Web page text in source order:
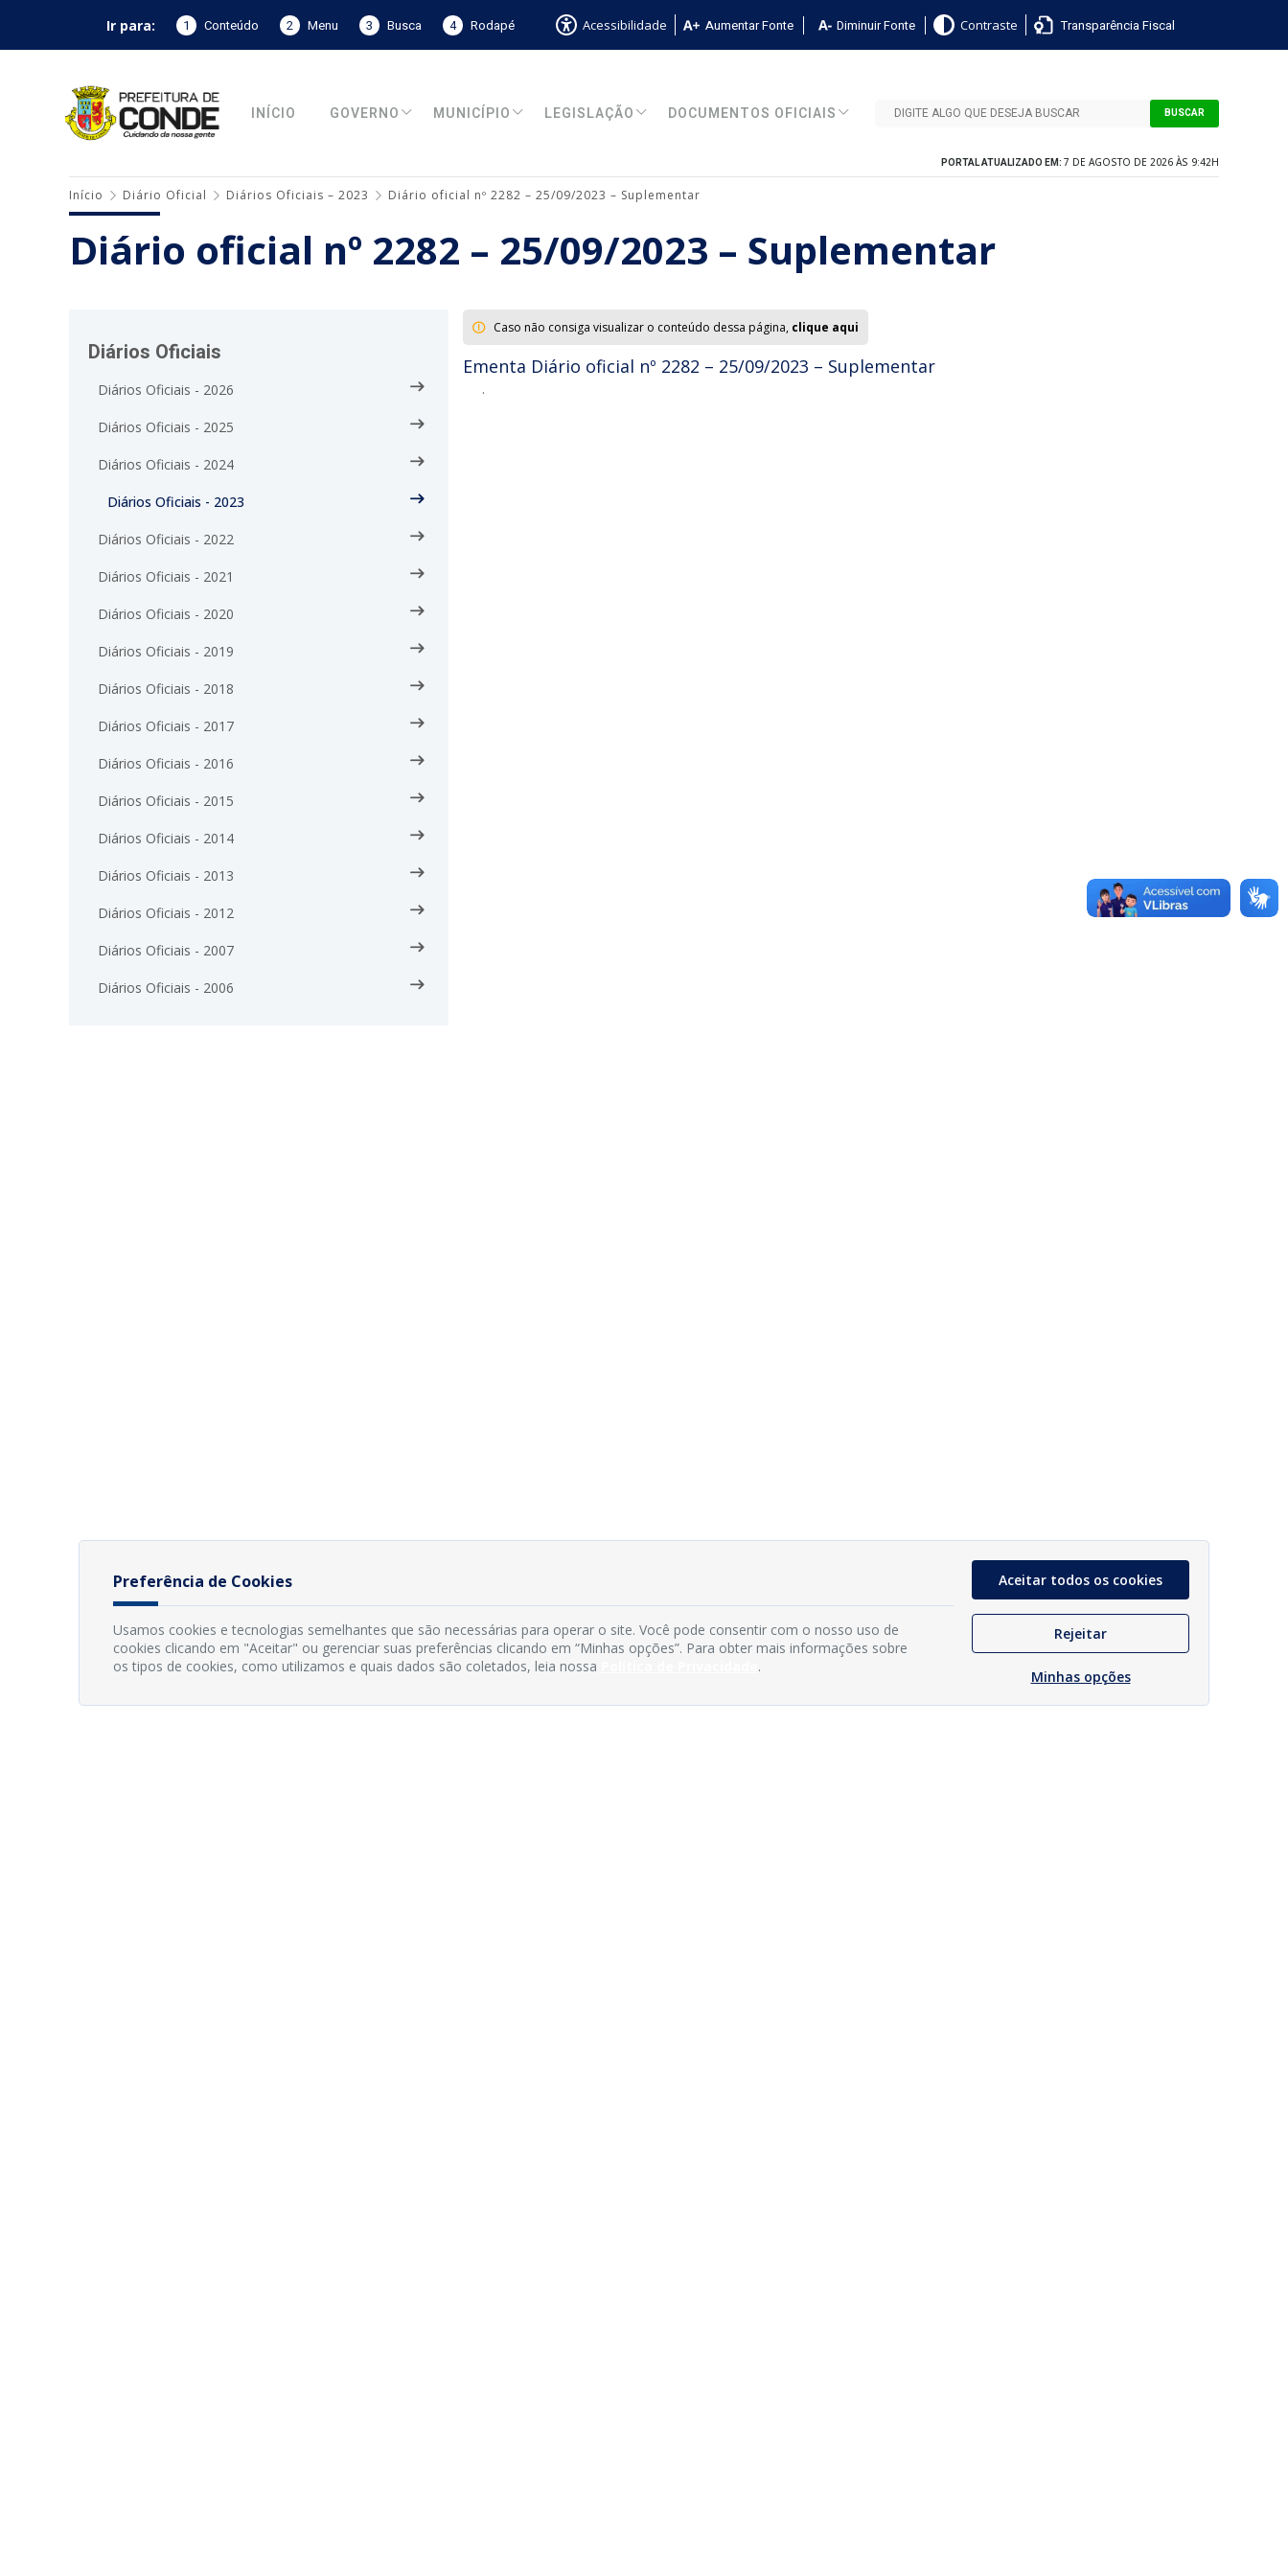
Ir para: 1 Conteúdo 2 Menu 3 Busca 4 Rodapé Acessibilidade Aumentar Fonte Diminuir Fonte Contraste Transparência Fiscal
INÍCIO GOVERNO MUNICÍPIO LEGISLAÇÃO DOCUMENTOS OFICIAIS BUSCAR
PORTAL ATUALIZADO EM: 7 DE AGOSTO DE 2026 ÀS 9:42H
Início Diário Oficial Diários Oficiais – 2023 Diário oficial nº 2282 – 25/09/2023 – Suplementar
Diário oficial nº 2282 – 25/09/2023 – Suplementar
Diários Oficiais
Diários Oficiais - 2026
Diários Oficiais - 2025
Diários Oficiais - 2024
Diários Oficiais - 2023
Diários Oficiais - 2022
Diários Oficiais - 2021
Diários Oficiais - 2020
Diários Oficiais - 2019
Diários Oficiais - 2018
Diários Oficiais - 2017
Diários Oficiais - 2016
Diários Oficiais - 2015
Diários Oficiais - 2014
Diários Oficiais - 2013
Diários Oficiais - 2012
Diários Oficiais - 2007
Diários Oficiais - 2006
Caso não consiga visualizar o conteúdo dessa página, clique aqui
Ementa Diário oficial nº 2282 – 25/09/2023 – Suplementar
.
Preferência de Cookies
Usamos cookies e tecnologias semelhantes que são necessárias para operar o site. Você pode consentir com o nosso uso de
cookies clicando em "Aceitar" ou gerenciar suas preferências clicando em “Minhas opções”. Para obter mais informações sobre
os tipos de cookies, como utilizamos e quais dados são coletados, leia nossa
.
Aceitar todos os cookies
Rejeitar
Minhas opções